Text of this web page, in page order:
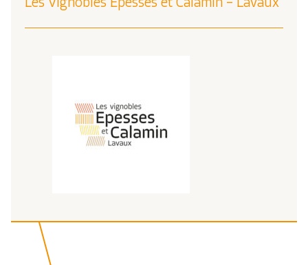
Les Vignobles Epesses et Calamin – Lavaux